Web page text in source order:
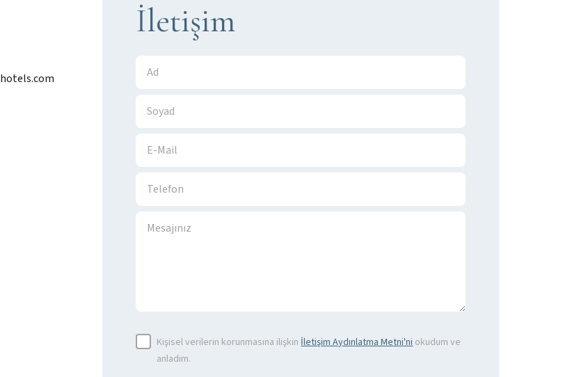
İletişim
Kişisel verilerin korunmasına ilişkinİletişim Aydınlatma Metni'niokudum ve
anladım.